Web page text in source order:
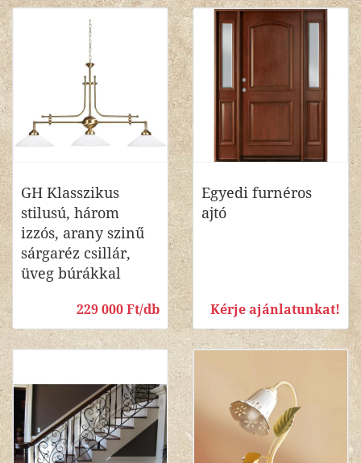
GH Klasszikus
stilusú, három
izzós, arany szinű
sárgaréz csillár,
üveg búrákkal
229 000 Ft/db
Egyedi furnéros
ajtó
Kérje ajánlatunkat!